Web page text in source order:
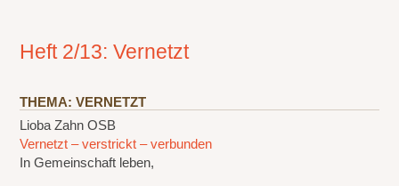
Heft 2/13: Vernetzt
THEMA: VERNETZT
Lioba Zahn OSB
Vernetzt – verstrickt – verbunden
In Gemeinschaft leben,